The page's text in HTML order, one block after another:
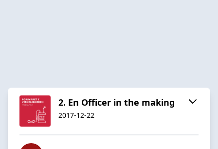
2. En Officer in the making
2017-12-22